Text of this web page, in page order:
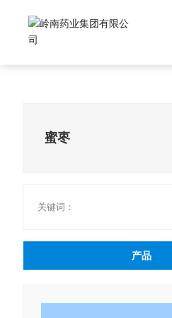
蜜枣
关键词：
产品